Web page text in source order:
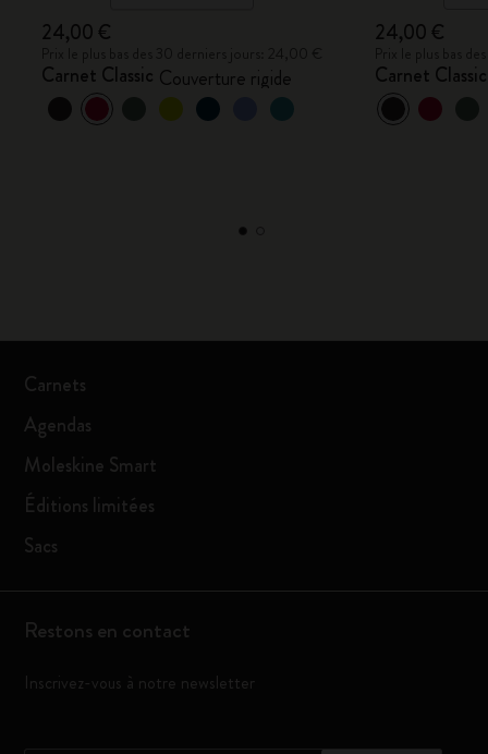
24,00 €
Carnet Classic Couverture rigide
24,00 €
Carnet Classic
Carnets
Agendas
Moleskine Smart
Éditions limitées
Sacs
Restons en contact
Inscrivez-vous à notre newsletter